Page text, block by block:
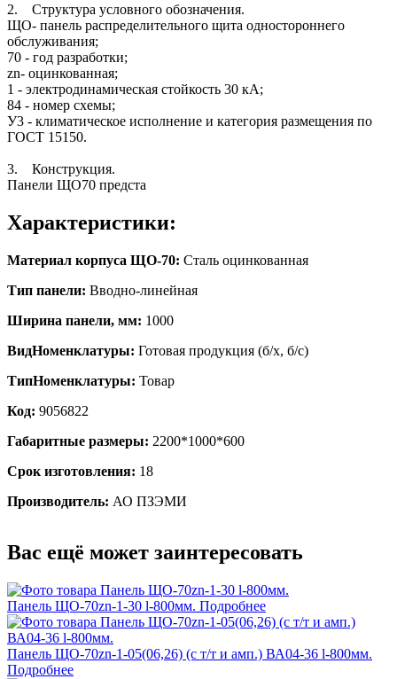
2. Структура условного обозначения.
ЩО- панель распределительного щита одностороннего
обслуживания;
70 - год разработки;
zn- оцинкованная;
1 - электродинамическая стойкость 30 кА;
84 - номер схемы;
У3 - климатическое исполнение и категория размещения по
ГОСТ 15150.
3. Конструкция.
Панели ЩО70 предста
Характеристики:
Материал корпуса ЩО-70: Сталь оцинкованная
Тип панели: Вводно-линейная
Ширина панели, мм: 1000
ВидНоменклатуры: Готовая продукция (б/х, б/с)
ТипНоменклатуры: Товар
Код: 9056822
Габаритные размеры: 2200*1000*600
Срок изготовления: 18
Производитель: АО ПЗЭМИ
Вас ещё может заинтересовать
Панель ЩО-70zn-1-30 l-800мм. Подробнее
Панель ЩО-70zn-1-05(06,26) (c т/т и амп.) ВА04-36 l-800мм.
Подробнее